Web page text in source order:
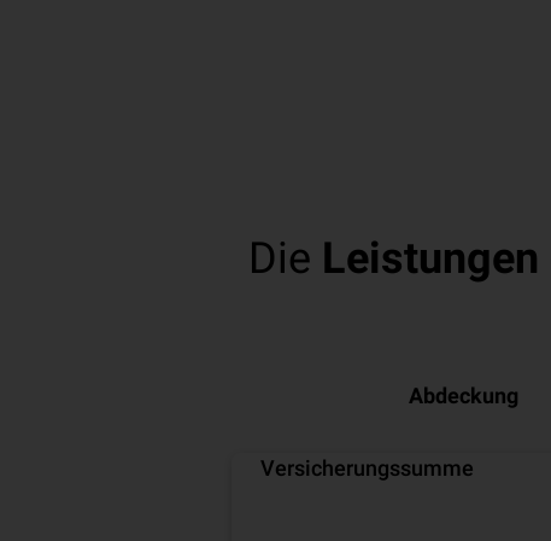
Die Leistungen
Abdeckung
Versicherungssumme